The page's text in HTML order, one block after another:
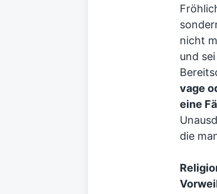
nicht
und
vage
eine
die